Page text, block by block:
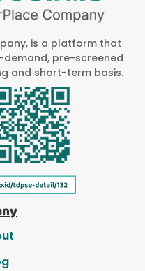
is a platform that
demand, pre-screened
and short-term basis.